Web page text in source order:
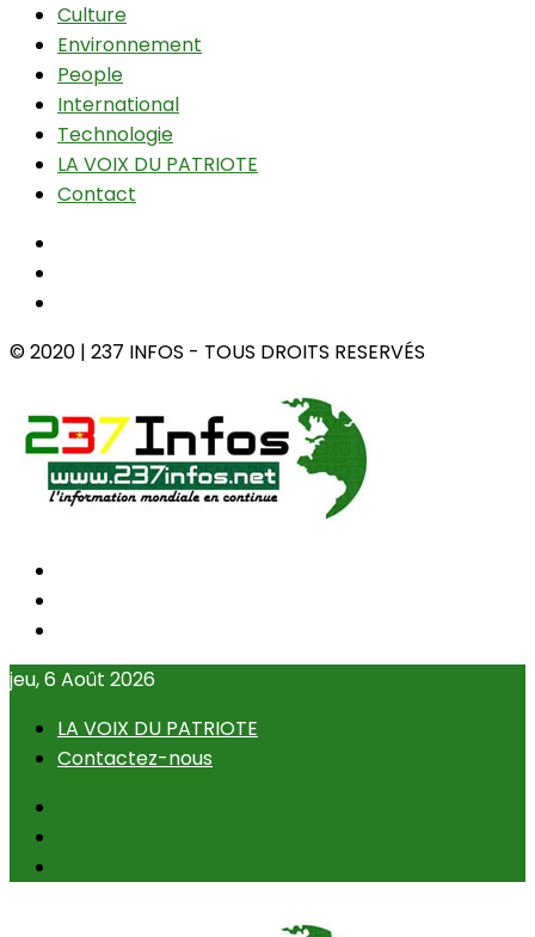
Culture
Environnement
People
International
Technologie
LA VOIX DU PATRIOTE
Contact
© 2020 | 237 INFOS - TOUS DROITS RESERVÉS
jeu, 6 Août 2026
LA VOIX DU PATRIOTE
Contactez-nous